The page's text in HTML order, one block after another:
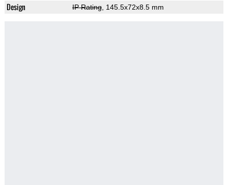
Design IP Rating, 145.5x72x8.5 mm